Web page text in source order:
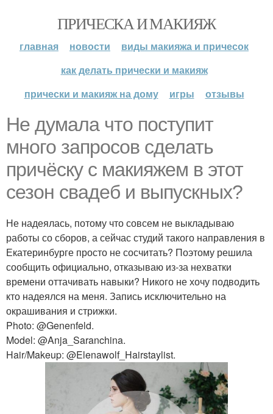
ПРИЧЕСКА И МАКИЯЖ
главная новости
виды макияжа и причесок
как делать прически и макияж
прически и макияж на дому
игры отзывы
Не думала что поступит
много запросов сделать
причёску с макияжем в этот
сезон свадеб и выпускных?
Не надеялась, потому что совсем не выкладываю
работы со сборов, а сейчас студий такого направления в
Екатеринбурге просто не сосчитать? Поэтому решила
сообщить официально, отказываю из-за нехватки
времени оттачивать навыки? Никого не хочу подводить
кто надеялся на меня. Запись исключительно на
окрашивания и стрижки.
Photo: @Genenfeld.
Model: @Anja_Saranchina.
Hair/Makeup: @Elenawolf_Hairstaylist.